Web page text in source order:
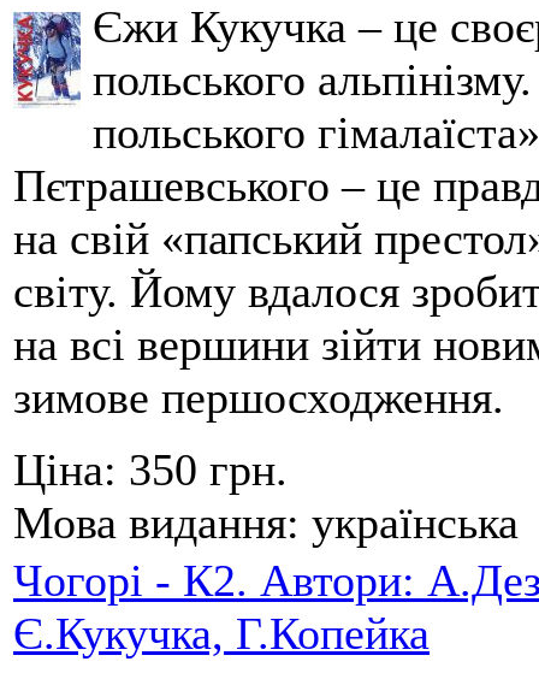
Єжи Кукучка – це
польського
польського
Пєтрашевського – це
на свій «папський
світу. Йому вдалося
на всі вершини зійти
зимове першосходження.
Ціна: 350 грн.
Мова видання: українська
Чогорі - К2. Автори:
Є.Кукучка, Г.Копейка